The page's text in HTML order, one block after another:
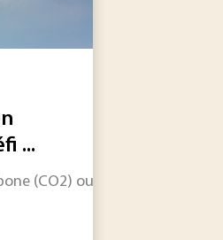
Entre usages
porté par un retour de
...
(CO2) ouvre une voie